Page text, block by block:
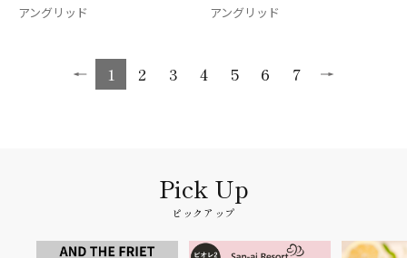
アングリッド アングリッド
1 2 3 4 5 6 7
ピックアップ